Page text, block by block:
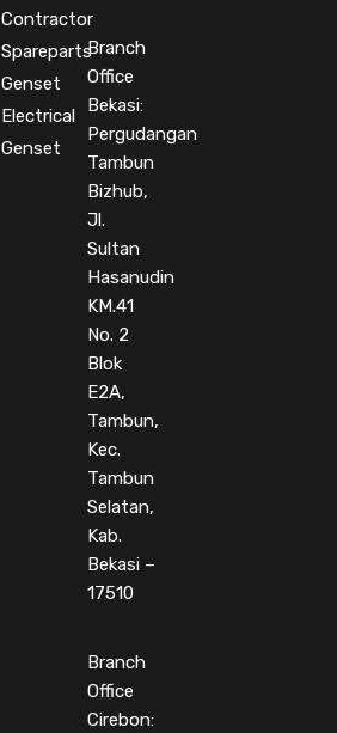
Contractor
Spareparts
Genset
Electrical
Genset
Branch
Office
Bekasi:
Pergudangan
Tambun
Bizhub,
Jl.
Sultan
Hasanudin
KM.41
No. 2
Blok
E2A,
Tambun,
Kec.
Tambun
Selatan,
Kab.
Bekasi –
17510
Branch
Office
Cirebon: